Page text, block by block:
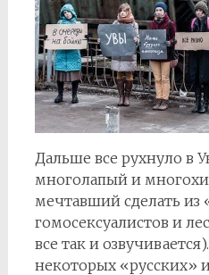
Дальше все рухнуло в
многолапый и
мечтавший сделать из
гомосексуалистов и
все так и
некоторых «русских»